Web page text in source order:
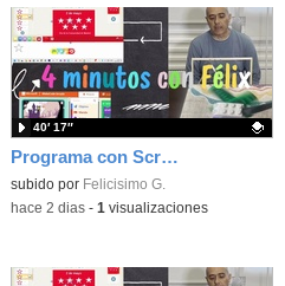
Programa con Scratch, 8 diferentes juegos para vivir la emoción de los partidos de España en el mundial 2026
Contenido educativo.
subido por Felicisimo G.
40′ 17″
-hace 2 dias- 1 visualizaciones